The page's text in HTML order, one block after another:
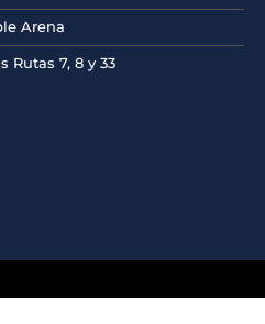
Arena
Rutas 7, 8 y 33